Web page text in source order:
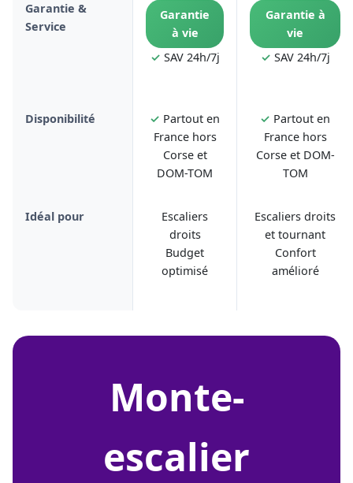
Garantie &
Service
Garantie
à vie
✓ SAV 24h/7j
Garantie à
vie
✓ SAV 24h/7j
Disponibilité ✓ Partout en
France hors
Corse et
DOM-TOM
✓ Partout en
France hors
Corse et DOM-
TOM
Idéal pour
Escaliers
droits
Budget
optimisé
Escaliers droits
et tournant
Confort
amélioré
monte-
escalier